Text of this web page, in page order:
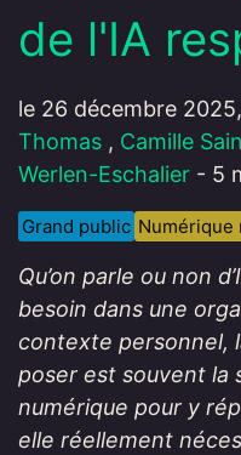
de l'IA
le 26 décembre
Thomas , Camille
Werlen-Eschalier - 5
Grand public Numérique
Qu’on parle ou non
besoin dans une
contexte personnel,
poser est souvent la
numérique pour y
elle réellement